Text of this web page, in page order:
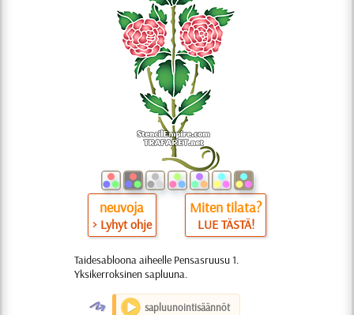
neuvoja
> Lyhyt ohje
Miten tilata?
LUE TÄSTÄ!
Taidesabloona aiheelle Pensasruusu 1.
Yksikerroksinen sapluuna.
O sapluunointisäännöt